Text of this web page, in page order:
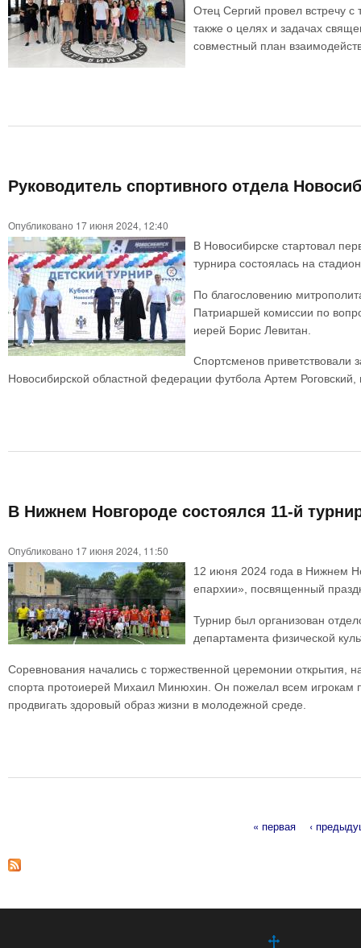
Отец Сергий провел встречу с
также о целях и задачах
совместный план
Руководитель спортивного отдела
Опубликовано 17 июня 2024, 12:40
В Новосибирске стартовал
турнира состоялась на
По благословению
Патриаршей комиссии по
иерей Борис Левитан.
Спортсменов приветствовали
Новосибирской областной федерации футбола Артем
В Нижнем Новгороде состоялся 11-й
Опубликовано 17 июня 2024, 11:50
12 июня 2024 года в Нижнем
епархии», посвященный
Турнир был организован
департамента физической
Соревнования начались с торжественной церемонии открытия,
спорта протоиерей Михаил Минюхин. Он пожелал всем игрокам
продвигать здоровый образ жизни в молодежной среде.
Страницы
« первая ‹